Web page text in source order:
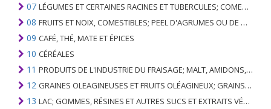
07 LÉGUMES ET CERTAINES RACINES ET TUBERCULES; COMESTIBLE
08 FRUITS ET NOIX, COMESTIBLES; PEEL D'AGRUMES OU DE MELONS
09 CAFÉ, THÉ, MATE ET ÉPICES
10 CÉRÉALES
11 PRODUITS DE L'INDUSTRIE DU FRAISAGE; MALT, AMIDONS, INULINE, GLUTEN DE BLÉ
12 GRAINES OLEAGINEUSES ET FRUITS OLÉAGINEUX; GRAINS DIVERS, GRAINES ET FRUITS, PLANTES INDUSTRIELLES OU MÉDICINALES; PAILLE ET FOURRAGE
13 LAC; GOMMES, RÉSINES ET AUTRES SUCS ET EXTRAITS VÉGÉTAUX